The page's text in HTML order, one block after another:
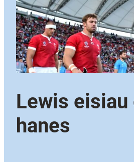
Lewis eisiau
hanes